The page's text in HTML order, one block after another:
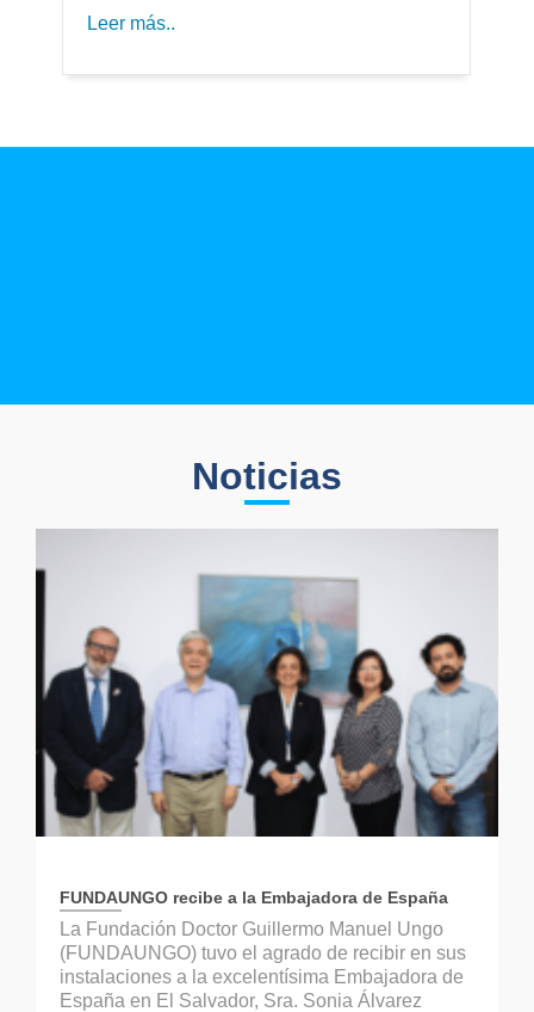
Leer más..
Noticias
FUNDAUNGO recibe a la Embajadora de España
La Fundación Doctor Guillermo Manuel Ungo
(FUNDAUNGO) tuvo el agrado de recibir en sus
instalaciones a la excelentísima Embajadora de
España en El Salvador, Sra. Sonia Álvarez